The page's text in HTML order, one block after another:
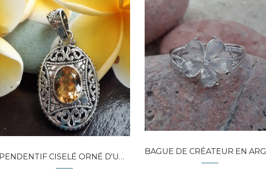
Dans mon panier
APERÇU RAPIDE
PENDENTIF CISELÉ ORNÉ D'UNE CITRINE ARGENT...
Dans mon panier
APERÇU RAPIDE
BAGUE DE CRÉATEUR EN ARGENT 925 ORNÉE...